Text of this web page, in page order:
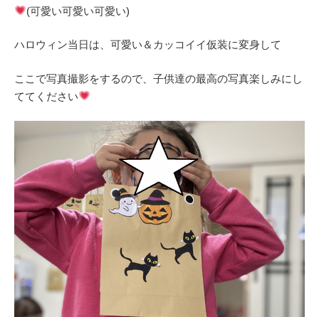
(可愛い可愛い可愛い)
ハロウィン当日は、可愛い＆カッコイイ仮装に変身して
ここで写真撮影をするので、子供達の最高の写真楽しみにし
ててください